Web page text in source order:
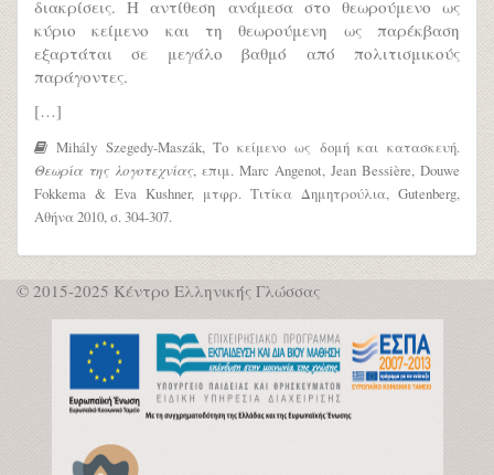
διακρίσεις. Η αντίθεση ανάμεσα στο θεωρούμενο ως
κύριο κείμενο και τη θεωρούμενη ως παρέκβαση
εξαρτάται σε μεγάλο βαθμό από πολιτισμικούς
παράγοντες.
[…]
Mihály Szegedy-Maszák, Το κείμενο ως δομή και κατασκευή.
Θεωρία της λογοτεχνίας, επιμ. Marc Angenot, Jean Bessière, Douwe
Fokkema & Eva Kushner, μτφρ. Τιτίκα Δημητρούλια, Gutenberg,
Αθήνα 2010, σ. 304-307.
© 2015-2025 Κέντρο Ελληνικής Γλώσσας